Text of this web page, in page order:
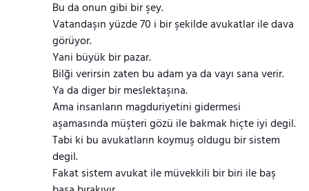
Bu da onun gibi bir şey.
Vatandaşın yüzde 70 i bir şekilde avukatlar ile dava
görüyor.
Yani büyük bir pazar.
Bilği verirsin zaten bu adam ya da vayı sana verir.
Ya da diger bir meslektaşına.
Ama insanların magduriyetini gidermesi
aşamasında müşteri gözü ile bakmak hiçte iyi degil.
Tabi ki bu avukatların koymuş oldugu bir sistem
degil.
Fakat sistem avukat ile müvekkili bir biri ile baş